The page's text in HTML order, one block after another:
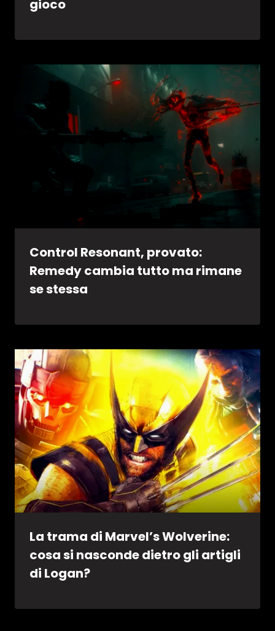
gioco
Control Resonant, provato:
Remedy cambia tutto ma rimane
se stessa
La trama di Marvel’s Wolverine:
cosa si nasconde dietro gli artigli
di Logan?